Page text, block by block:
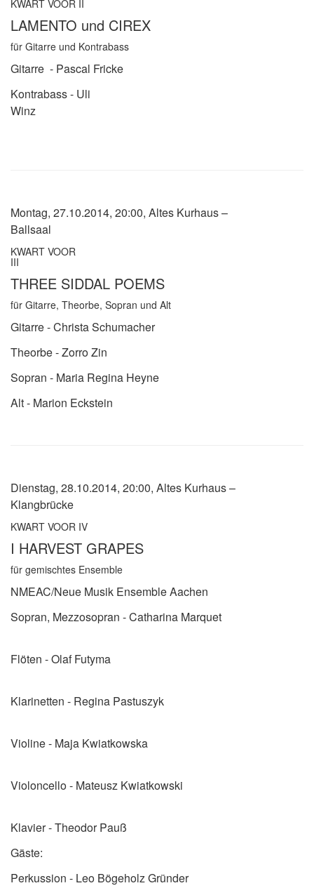
KWART VOOR II
LAMENTO und CIREX
für Gitarre und Kontrabass
Gitarre - Pascal Fricke
Kontrabass - Uli
Winz
Montag, 27.10.2014, 20:00, Altes Kurhaus –
Ballsaal
KWART VOOR
III
THREE SIDDAL POEMS
für Gitarre, Theorbe, Sopran und Alt
Gitarre - Christa Schumacher
Theorbe - Zorro Zin
Sopran - Maria Regina Heyne
Alt - Marion Eckstein
Dienstag, 28.10.2014, 20:00, Altes Kurhaus –
Klangbrücke
KWART VOOR IV
I HARVEST GRAPES
für gemischtes Ensemble
NMEAC/Neue Musik Ensemble Aachen
Sopran, Mezzosopran - Catharina Marquet
Flöten - Olaf Futyma
Klarinetten - Regina Pastuszyk
Violine - Maja Kwiatkowska
Violoncello - Mateusz Kwiatkowski
Klavier - Theodor Pauß
Gäste:
Perkussion - Leo Bögeholz Gründer